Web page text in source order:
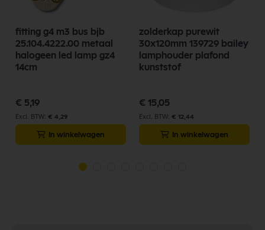
fitting g4 m3 bus bjb
25.104.4222.00 metaal
halogeen led lamp gz4
14cm
€ 5,19
€ 4,29
In winkelwagen
zolderkap purewit
30x120mm 139729 bailey
lamphouder plafond
kunststof
€ 15,05
€ 12,44
In winkelwagen